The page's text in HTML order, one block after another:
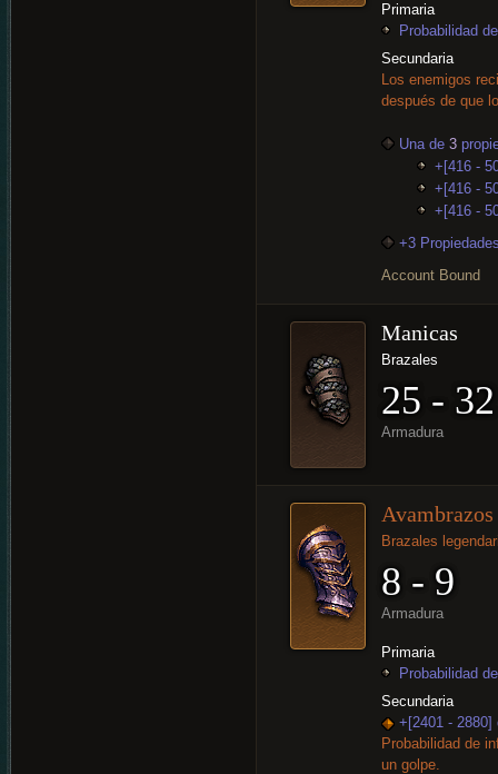
Primaria
Probabilidad
Secundaria
Los enemigos
después de que
Una de 3
+[416 -
+[416 -
+[416 -
+3
Account Bound
Manicas
Brazales
25 - 32
Armadura
Brazales
8 - 9
Armadura
Primaria
Probabilidad
Secundaria
+[2401 - 2880]
Probabilidad de
un golpe.